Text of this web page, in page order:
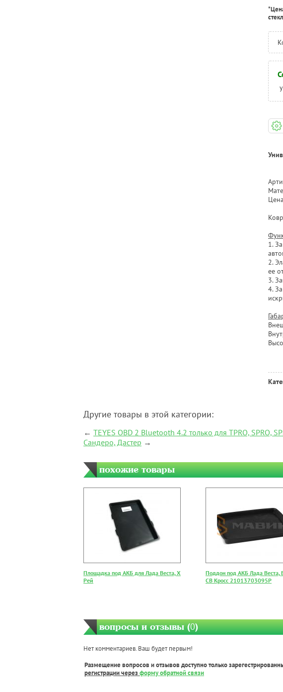
1.
2.
ее
3.
4.
Другие товары в этой категории:
← TEYES OBD 2 Bluetooth 4.2 только для TPRO, SPRO,
Сандеро, Дастер →
похожие товары
Площадка под АКБ для Лада Веста, Х
Рей
Поддон под АКБ Лада Веста,
СВ Кросс 21013703095P
вопросы и отзывы (0)
Нет комментариев. Ваш будет первым!
Размещение вопросов и отзывов доступно только
регистрации через форму обратной связи